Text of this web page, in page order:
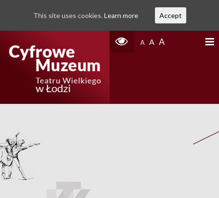
A A A
This site uses cookies. Learn more Accept